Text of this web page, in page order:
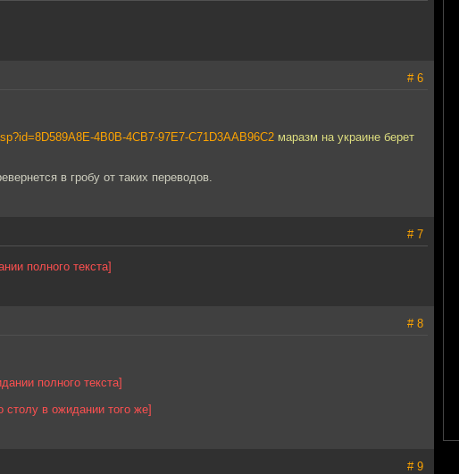
# 6
4B0B-4CB7-97E7-C71D3AAB96C2 маразм на украине берет
в гробу от таких переводов.
# 7
полного текста]
# 8
полного текста]
столу в ожидании того же]
# 9